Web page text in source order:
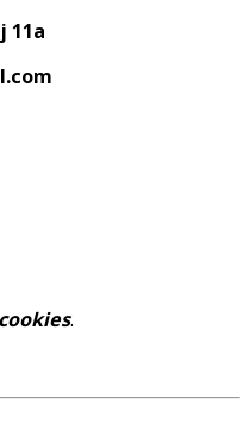
11a
.